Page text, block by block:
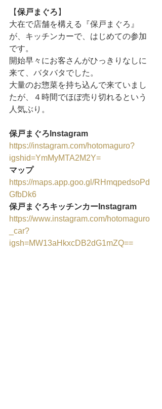
【保戸まぐろ 】
大在で店舗を構える『保戸まぐろ』
が、キッチンカーで、はじめての参加
です。
開始早々にお客さんがひっきりなしに
来て、バタバタでした。
大量のお惣菜を持ち込んで来ていまし
たが、４時間でほぼ売り切れるという
人気ぶり。
保戸まぐろInstagram
https://instagram.com/hotomaguro?
igshid=YmMyMTA2M2Y=
マップ
https://maps.app.goo.gl/RHmqpedsoPd
GfbDk6
保戸まぐろキッチンカーInstagram
https://www.instagram.com/hotomaguro
_car?
igsh=MW13aHkxcDB2dG1mZQ==